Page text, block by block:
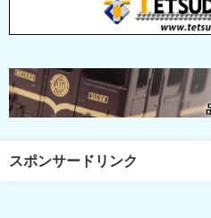
スポンサードリンク